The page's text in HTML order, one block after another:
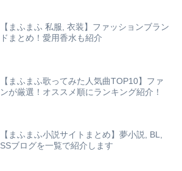
【まふまふ 私服, 衣装】ファッションブラン
ドまとめ！愛用香水も紹介
【まふまふ歌ってみた人気曲TOP10】ファ
ンが厳選！オススメ順にランキング紹介！
【まふまふ小説サイトまとめ】夢小説, BL,
SSブログを一覧で紹介します